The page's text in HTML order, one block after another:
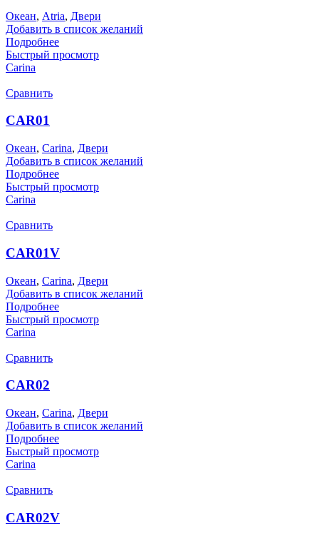
Океан, Atria, Двери
Добавить в список желаний
Подробнее
Быстрый просмотр
Carina
Сравнить
CAR01
Океан, Carina, Двери
Добавить в список желаний
Подробнее
Быстрый просмотр
Carina
Сравнить
CAR01V
Океан, Carina, Двери
Добавить в список желаний
Подробнее
Быстрый просмотр
Carina
Сравнить
CAR02
Океан, Carina, Двери
Добавить в список желаний
Подробнее
Быстрый просмотр
Carina
Сравнить
CAR02V